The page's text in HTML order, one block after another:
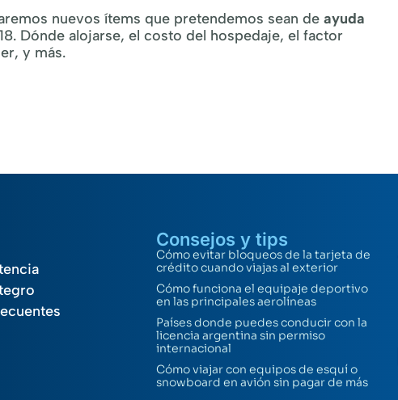
nuevos ítems que pretendemos sean de ayuda
Dónde alojarse, el costo del hospedaje, el factor
y más.
Consejos y tips
Cómo evitar bloqueos de la tarjeta de
crédito cuando viajas al exterior
Cómo funciona el equipaje deportivo
en las principales aerolíneas
Países donde puedes conducir con la
licencia argentina sin permiso
internacional
Cómo viajar con equipos de esquí o
snowboard en avión sin pagar de más